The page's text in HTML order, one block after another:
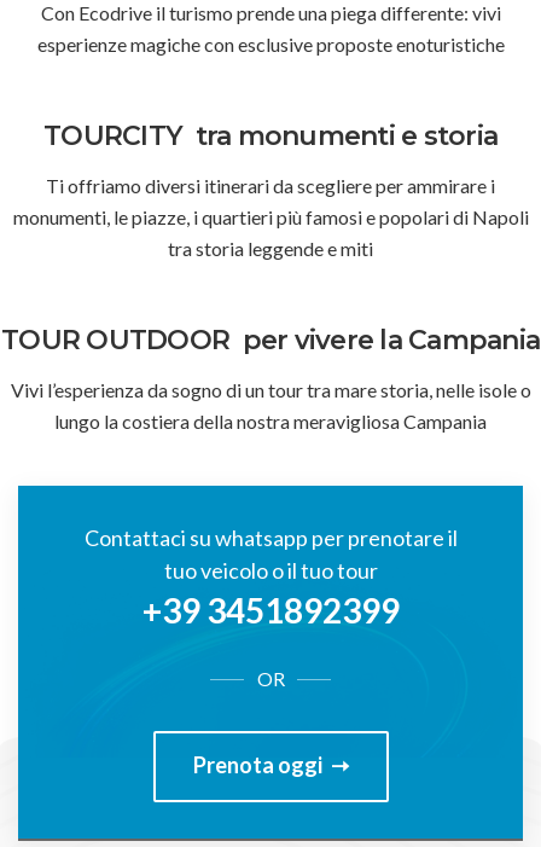
Con Ecodrive il turismo prende una piega differente: vivi
esperienze magiche con esclusive proposte enoturistiche
TOURCITY tra monumenti e storia
Ti offriamo diversi itinerari da scegliere per ammirare i
monumenti, le piazze, i quartieri più famosi e popolari di Napoli
tra storia leggende e miti
TOUR OUTDOOR per vivere la Campania
Vivi l’esperienza da sogno di un tour tra mare storia, nelle isole o
lungo la costiera della nostra meravigliosa Campania
Contattaci su whatsapp per prenotare il
tuo veicolo o il tuo tour
+39 3451892399
OR
Prenota oggi